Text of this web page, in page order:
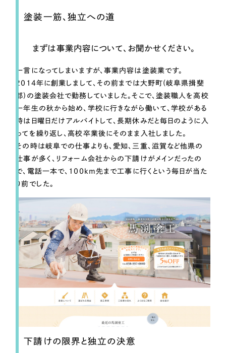
キャンペーン・プロモーションサイト
その他
お客様インタビュー
塗装一筋、独立への道
まずは事業内容について、お聞かせください。
一言になってしまいますが、事業内容は塗装業です。
2014年に創業しまして、その前までは大野町(岐阜県揖斐
郡)の塗装会社で勤務していました。そこで、塗装職人を高校
一年生の秋から始め、学校に行きながら働いて、学校がある
時は日曜日だけアルバイトして、長期休みだと毎日のように入
ってを繰り返し、高校卒業後にそのまま入社しました。
その時は岐阜での仕事よりも、愛知、三重、滋賀など他県の
仕事が多く、リフォーム会社からの下請けがメインだったの
で、電話一本で、100km先まで工事に行くという毎日が当た
り前でした。
下請けの限界と独立の決意